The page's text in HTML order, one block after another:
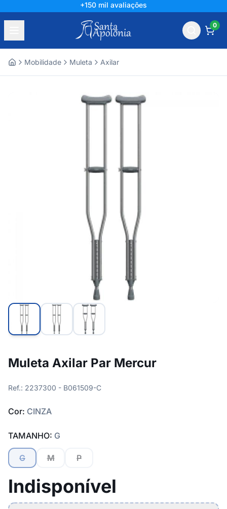
+150 mil avaliações
0
Mobilidade Muleta Axilar
Muleta Axilar Par Mercur
Ref.: 2237300 - B061509-C
Cor: CINZA
TAMANHO: G
G M P
Indisponível